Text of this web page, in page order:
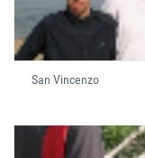
San Vincenzo